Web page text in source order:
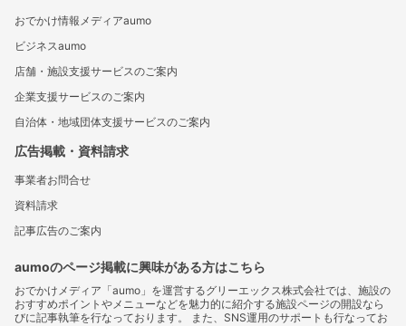
おでかけ情報メディアaumo
ビジネスaumo
店舗・施設支援サービスのご案内
企業支援サービスのご案内
自治体・地域団体支援サービスのご案内
広告掲載・資料請求
事業者お問合せ
資料請求
記事広告のご案内
aumoのページ掲載に興味がある方はこちら
おでかけメディア「aumo」を運営するグリーエックス株式会社では、施設の
おすすめポイントやメニューなどを魅力的に紹介する施設ページの開設なら
びに記事執筆を行なっております。 また、SNS運用のサポートも行なってお